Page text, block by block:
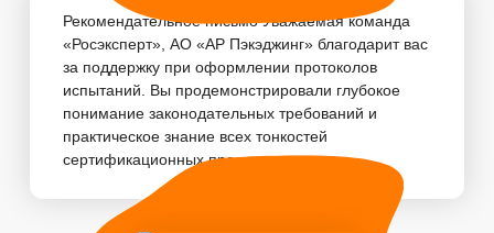
Рекомендательное письмо Уважаемая команда
«Росэксперт», АО «АР Пэкэджинг» благодарит вас
за поддержку при оформлении протоколов
испытаний. Вы продемонстрировали глубокое
понимание законодательных требований и
практическое знание всех тонкостей
сертификационных про...